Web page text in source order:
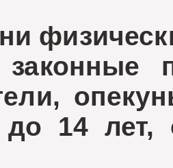
до 14 лет,